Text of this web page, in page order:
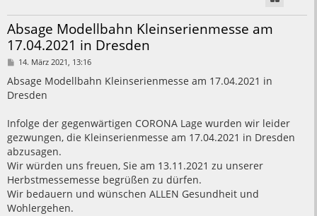
Absage Modellbahn Kleinserienmesse am
17.04.2021 in Dresden
B
i
r
14. März 2021, 13:16
Absage Modellbahn Kleinserienmesse am 17.04.2021 in
Dresden
Infolge der gegenwärtigen CORONA Lage wurden wir leider
gezwungen, die Kleinserienmesse am 17.04.2021 in Dresden
abzusagen.
Wir würden uns freuen, Sie am 13.11.2021 zu unserer
Herbstmessemesse begrüßen zu dürfen.
Wir bedauern und wünschen ALLEN Gesundheit und
Wohlergehen.